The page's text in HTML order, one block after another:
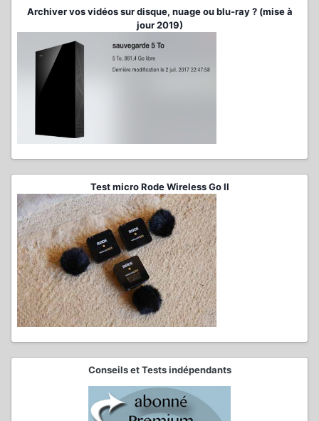
Archiver vos vidéos sur disque, nuage ou blu-ray ? (mise à
jour 2019)
Test micro Rode Wireless Go II
Conseils et Tests indépendants